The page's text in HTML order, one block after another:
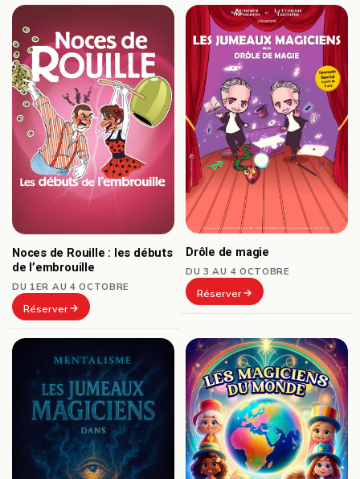
Noces de Rouille : les débuts
de l’embrouille
DU 1ER AU 4 OCTOBRE
Réserver
Drôle de magie
DU 3 AU 4 OCTOBRE
Réserver